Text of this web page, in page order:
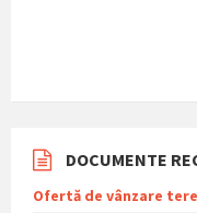
DOCUMENTE
Ofertă de vânzare